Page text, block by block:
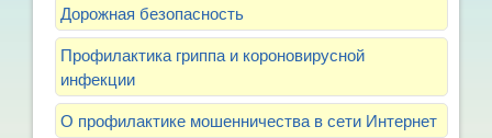
Дорожная безопасность
Профилактика гриппа и короновирусной
инфекции
О профилактике мошенничества в сети Интернет